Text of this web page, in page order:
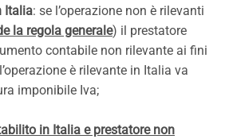
Italia: se l’operazione non è rilevanti
la regola generale) il prestatore
contabile non rilevante ai fini
è rilevante in Italia va
imponibile Iva;
in Italia e prestatore non